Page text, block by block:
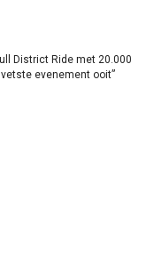
District Ride met 20.000
evenement ooit”